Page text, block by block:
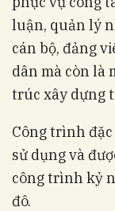
luận, quản lý
cán bộ, đảng
dân mà còn là
trúc xây dựng
Công trình
sử dụng và
công trình kỷ
đô.